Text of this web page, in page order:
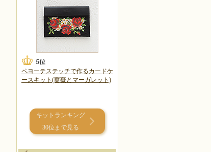
ペヨーテステッチで作るカードケ
ースキット(薔薇とマーガレット)
キットランキング
30位まで見る